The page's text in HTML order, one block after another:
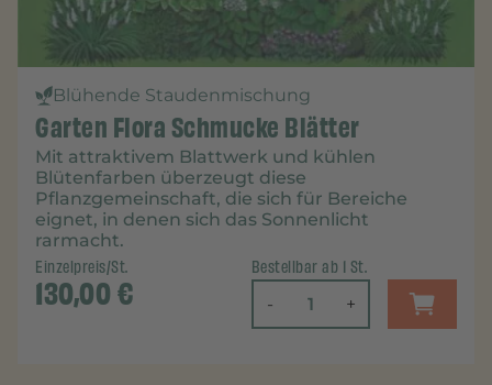
Blühende Staudenmischung
Garten Flora Schmucke Blätter
Mit attraktivem Blattwerk und kühlen
Blütenfarben überzeugt diese
Pflanzgemeinschaft, die sich für Bereiche
eignet, in denen sich das Sonnenlicht
rarmacht.
Einzelpreis/St.
130,00€
Bestellbar ab 1 St.
- +